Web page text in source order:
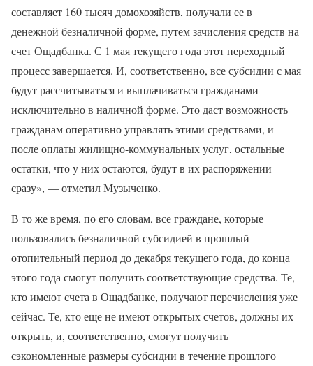
составляет 160 тысяч домохозяйств, получали ее в
денежной безналичной форме, путем зачисления средств на
счет Ощадбанка. С 1 мая текущего года этот переходный
процесс завершается. И, соответственно, все субсидии с мая
будут рассчитываться и выплачиваться гражданами
исключительно в наличной форме. Это даст возможность
гражданам оперативно управлять этими средствами, и
после оплаты жилищно-коммунальных услуг, остальные
остатки, что у них остаются, будут в их распоряжении
сразу», — отметил Музыченко.
В то же время, по его словам, все граждане, которые
пользовались безналичной субсидией в прошлый
отопительный период до декабря текущего года, до конца
этого года смогут получить соответствующие средства. Те,
кто имеют счета в Ощадбанке, получают перечисления уже
сейчас. Те, кто еще не имеют открытых счетов, должны их
открыть, и, соответственно, смогут получить
сэкономленные размеры субсидии в течение прошлого